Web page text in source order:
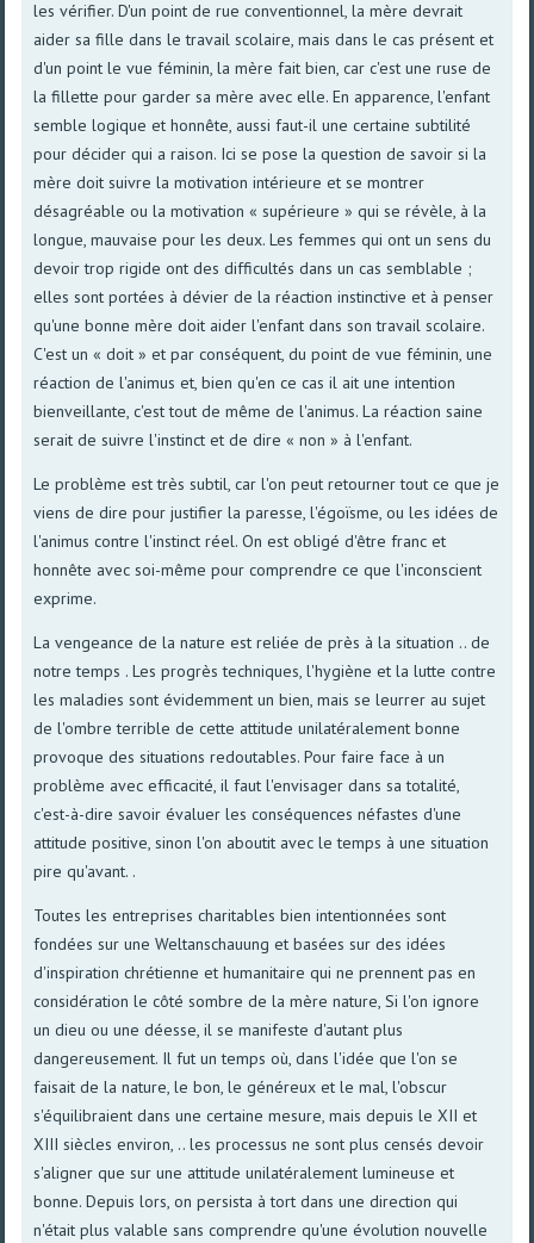
les vérifier. D'un point de rue conventionnel, la mère devrait
aider sa fille dans le travail scolaire, mais dans le cas présent et
d'un point le vue féminin, la mère fait bien, car c'est une ruse de
la fillette pour garder sa mère avec elle. En apparence, l'enfant
semble logique et honnête, aussi faut-il une certaine subtilité
pour décider qui a raison. Ici se pose la question de savoir si la
mère doit suivre la motivation intérieure et se montrer
désagréable ou la motivation « supérieure » qui se révèle, à la
longue, mauvaise pour les deux. Les femmes qui ont un sens du
devoir trop rigide ont des difficultés dans un cas semblable ;
elles sont portées à dévier de la réaction instinctive et à penser
qu'une bonne mère doit aider l'enfant dans son travail scolaire.
C'est un « doit » et par conséquent, du point de vue féminin, une
réaction de l'animus et, bien qu'en ce cas il ait une intention
bienveillante, c'est tout de même de l'animus. La réaction saine
serait de suivre l'instinct et de dire « non » à l'enfant.
Le problème est très subtil, car l'on peut retourner tout ce que je
viens de dire pour justifier la paresse, l'égoïsme, ou les idées de
l'animus contre l'instinct réel. On est obligé d'être franc et
honnête avec soi-même pour comprendre ce que l'inconscient
exprime.
La vengeance de la nature est reliée de près à la situation .. de
notre temps . Les progrès techniques, l'hygiène et la lutte contre
les maladies sont évidemment un bien, mais se leurrer au sujet
de l'ombre terrible de cette attitude unilatéralement bonne
provoque des situations redoutables. Pour faire face à un
problème avec efficacité, il faut l'envisager dans sa totalité,
c'est-à-dire savoir évaluer les conséquences néfastes d'une
attitude positive, sinon l'on aboutit avec le temps à une situation
pire qu'avant. .
Toutes les entreprises charitables bien intentionnées sont
fondées sur une Weltanschauung et basées sur des idées
d'inspiration chrétienne et humanitaire qui ne prennent pas en
considération le côté sombre de la mère nature, Si l'on ignore
un dieu ou une déesse, il se manifeste d'autant plus
dangereusement. Il fut un temps où, dans l'idée que l'on se
faisait de la nature, le bon, le généreux et le mal, l'obscur
s'équilibraient dans une certaine mesure, mais depuis le XII et
XIII siècles environ, .. les processus ne sont plus censés devoir
s'aligner que sur une attitude unilatéralement lumineuse et
bonne. Depuis lors, on persista à tort dans une direction qui
n'était plus valable sans comprendre qu'une évolution nouvelle